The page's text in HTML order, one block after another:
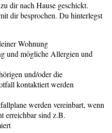
dir nach Hause geschickt.
dir besprochen. Du hinterlegst
Wohnung
und mögliche Allergien und
und/oder die
kontaktiert werden
werden vereinbart, wenn
erreichbar sind z.B.